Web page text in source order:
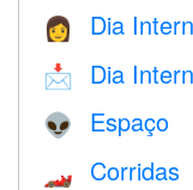
👩 Dia
📩 Dia
👽 Espaço
🏎 Corridas